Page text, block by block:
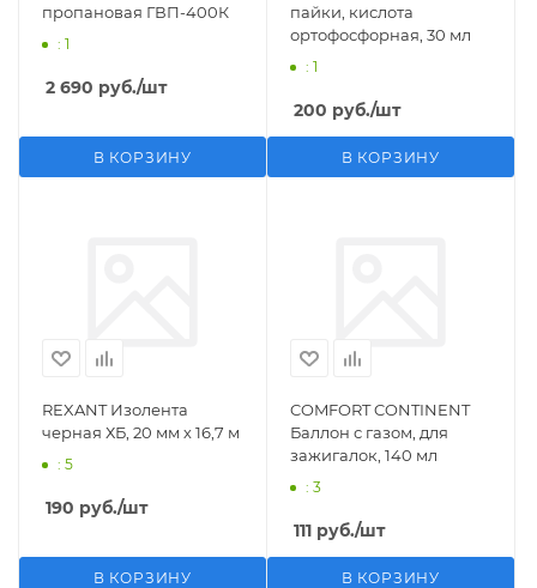
пропановая ГВП-400К
: 1
2 690 руб./шт
В КОРЗИНУ
пайки, кислота
ортофосфорная, 30 мл
: 1
200 руб./шт
В КОРЗИНУ
REXANT Изолента
черная ХБ, 20 мм х 16,7 м
: 5
190 руб./шт
В КОРЗИНУ
COMFORT CONTINENT
Баллон с газом, для
зажигалок, 140 мл
: 3
111 руб./шт
В КОРЗИНУ